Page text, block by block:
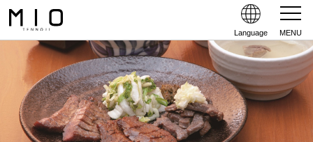
Language MENU